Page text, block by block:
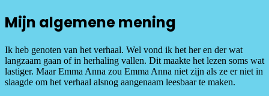
Mijn algemene mening
Ik heb genoten van het verhaal. Wel vond ik het her en der wat
langzaam gaan of in herhaling vallen. Dit maakte het lezen soms wat
lastiger. Maar Emma Anna zou Emma Anna niet zijn als ze er niet in
slaagde om het verhaal alsnog aangenaam leesbaar te maken.